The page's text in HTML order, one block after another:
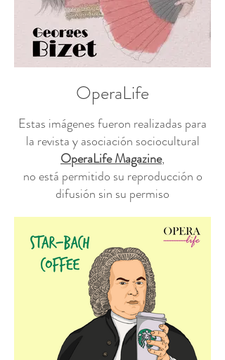
OperaLife
Estas imágenes fueron realizadas para
la revista y asociación sociocultural
OperaLife Magazine,
no está permitido su reproducción o
difusión sin su permiso